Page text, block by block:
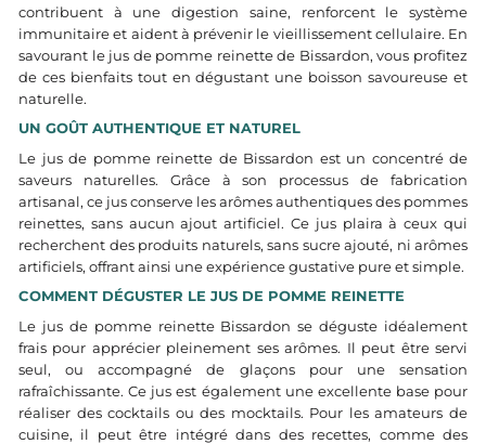
contribuent à une digestion saine, renforcent le système
immunitaire et aident à prévenir le vieillissement cellulaire. En
savourant le jus de pomme reinette de Bissardon, vous profitez
de ces bienfaits tout en dégustant une boisson savoureuse et
naturelle.
UN GOÛT AUTHENTIQUE ET NATUREL
Le jus de pomme reinette de Bissardon est un concentré de
saveurs naturelles. Grâce à son processus de fabrication
artisanal, ce jus conserve les arômes authentiques des pommes
reinettes, sans aucun ajout artificiel. Ce jus plaira à ceux qui
recherchent des produits naturels, sans sucre ajouté, ni arômes
artificiels, offrant ainsi une expérience gustative pure et simple.
COMMENT DÉGUSTER LE JUS DE POMME REINETTE
Le jus de pomme reinette Bissardon se déguste idéalement
frais pour apprécier pleinement ses arômes. Il peut être servi
seul, ou accompagné de glaçons pour une sensation
rafraîchissante. Ce jus est également une excellente base pour
réaliser des cocktails ou des mocktails. Pour les amateurs de
cuisine, il peut être intégré dans des recettes, comme des